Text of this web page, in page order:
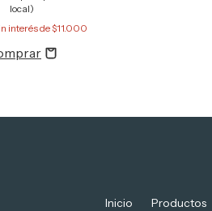
local)
interés de$11.000
Inicio Productos